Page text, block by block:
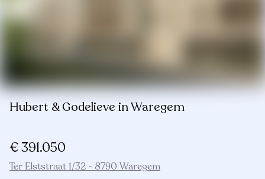
Hubert & Godelieve in Waregem
€ 391.050
Ter Elststraat 1/32 - 8790 Waregem